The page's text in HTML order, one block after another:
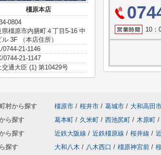
10：
橿原本店
0804
県橿原市内膳町４丁目5-16 中
ル 3F （本店住所）
0744-21-1146
0744-21-1147
交通大臣 (1) 第10429号
村から探す 橿原市 / 桜井市 / 葛城市 / 大和高田
ら探す
葛本町 / 久米町 / 西池尻町 / 木原町 /
ら探す
近鉄大阪線 / 近鉄橿原線 / 桜井線 /
探す
大和八木 / 八木西口 / 橿原神宮前 /